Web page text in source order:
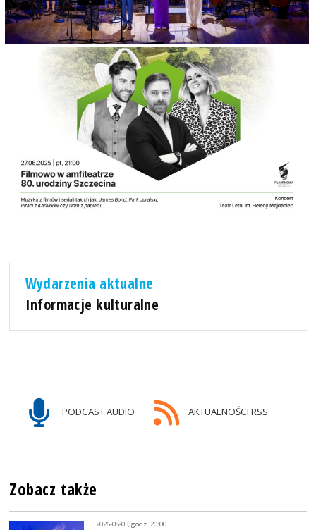
Wydarzenia aktualne
Informacje kulturalne
PODCAST AUDIO AKTUALNOŚCI RSS
Zobacz także
2026-08-03, godz. 20:00